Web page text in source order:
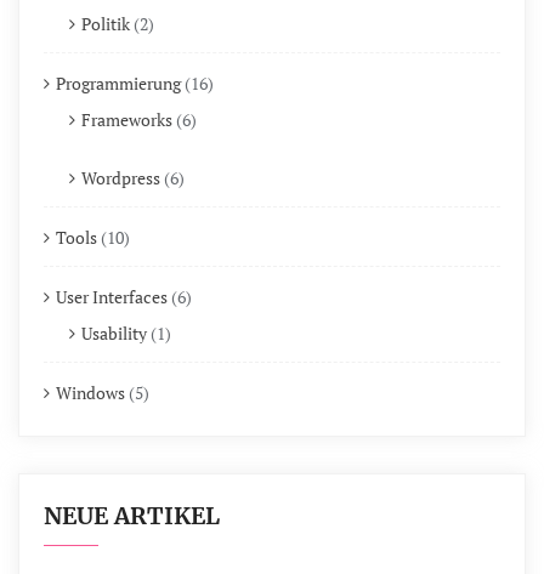
Politik (2)
Programmierung(16)
Frameworks (6)
Wordpress (6)
Tools (10)
User Interfaces (6)
Usability (1)
Windows (5)
NEUE ARTIKEL